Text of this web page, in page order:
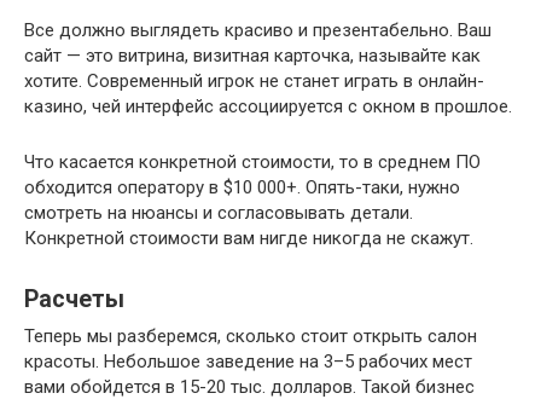
Все должно выглядеть красиво и презентабельно. Ваш
сайт — это витрина, визитная карточка, называйте как
хотите. Современный игрок не станет играть в онлайн-
казино, чей интерфейс ассоциируется с окном в прошлое.
Что касается конкретной стоимости, то в среднем ПО
обходится оператору в $10 000+. Опять-таки, нужно
смотреть на нюансы и согласовывать детали.
Конкретной стоимости вам нигде никогда не скажут.
Расчеты
Теперь мы разберемся, сколько стоит открыть салон
красоты. Небольшое заведение на 3–5 рабочих мест
вами обойдется в 15-20 тыс. долларов. Такой бизнес